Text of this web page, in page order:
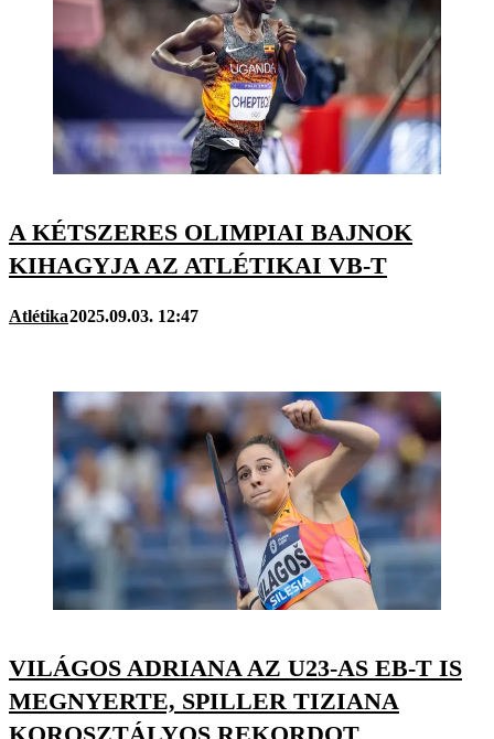
A KÉTSZERES OLIMPIAI BAJNOK
KIHAGYJA AZ ATLÉTIKAI VB-T
Atlétika2025.09.03. 12:47
VILÁGOS ADRIANA AZ U23-AS EB-T IS
MEGNYERTE, SPILLER TIZIANA